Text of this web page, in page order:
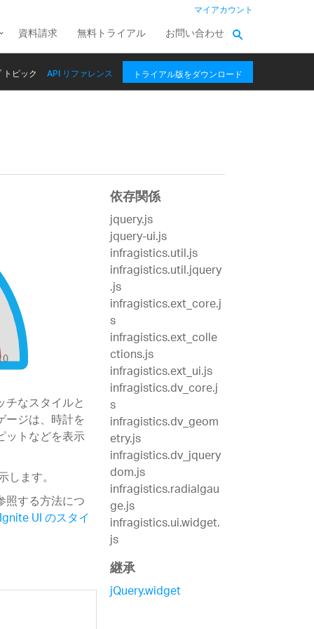
マイアカウント
資料請求 無料トライアル お問い合わせ
ピック API リファレンス トライアル版をダウンロード
なスタイルと
ジは、時計を
ットなどを表示
ます。
する方法につ
Ignite UI のスタイ
依存関係
jquery.js
jquery-ui.js
infragistics.util.js
infragistics.util.jquery
.js
infragistics.ext_core.j
s
infragistics.ext_colle
ctions.js
infragistics.ext_ui.js
infragistics.dv_core.j
s
infragistics.dv_geom
etry.js
infragistics.dv_jquery
dom.js
infragistics.radialgau
ge.js
infragistics.ui.widget.
js
継承
jQuery.widget